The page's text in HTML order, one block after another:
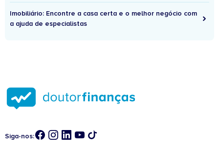
Imobiliário: Encontre a casa certa e o melhor negócio com
a ajuda de especialistas
Siga-nos: